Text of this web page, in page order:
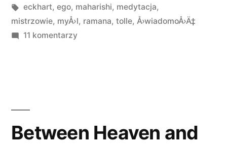
przez
w
Tagi:
eckhart, ego, maharishi, medytacja,
mistrzowie, myÅ›l, ramana, tolle, Å›wiadomoÅ›Ä‡
11 komentarzydo
Between Heaven and